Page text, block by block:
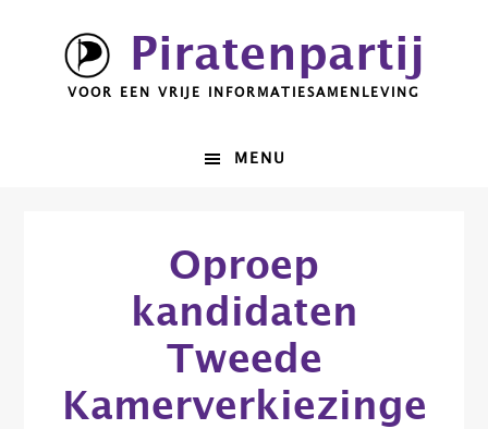
hoofdnavigatie
Piratenpartij
VOOR EEN VRIJE INFORMATIESAMENLEVING
MENU
Oproep
kandidaten
Tweede
Kamerverkiezinge